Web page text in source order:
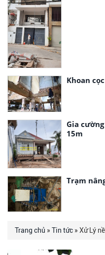
Khoan
Gia
15m
Trạm
Trang chủ » Tin tức » Xử Lý